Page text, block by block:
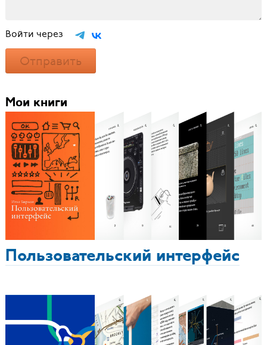
Войти через
Отправить
Мои книги
Пользовательский интерфейс